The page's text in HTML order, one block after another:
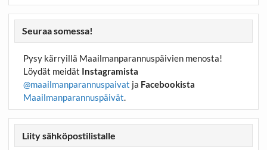
Seuraa somessa!
Pysy kärryillä Maailmanparannuspäivien menosta!
Löydät meidät Instagramista
@maailmanparannuspaivat ja Facebookista
Maailmanparannuspäivät.
Liity sähköpostilistalle